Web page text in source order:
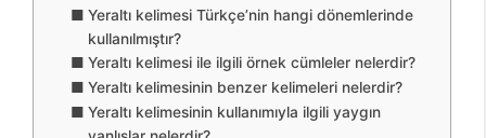
Yeraltı kelimesi Türkçe’nin hangi dönemlerinde
kullanılmıştır?
Yeraltı kelimesi ile ilgili örnek cümleler nelerdir?
Yeraltı kelimesinin benzer kelimeleri nelerdir?
Yeraltı kelimesinin kullanımıyla ilgili yaygın